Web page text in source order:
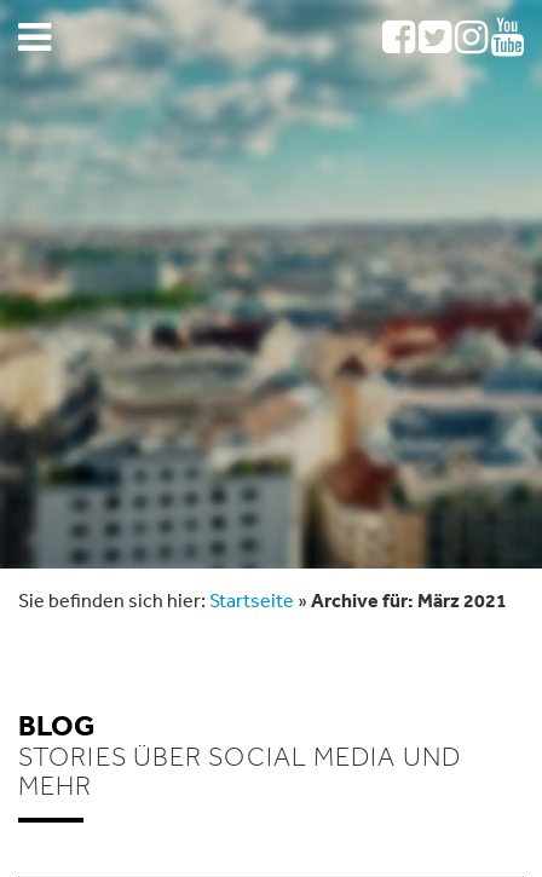
Sie befinden sich hier: Startseite » Archive für: März 2021
BLOG
STORIES ÜBER SOCIAL MEDIA UND
MEHR